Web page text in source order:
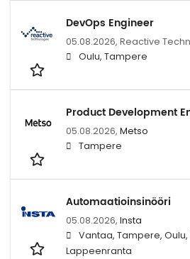
DevOps Engineer
05.08.2026, Reactive
Oulu, Tampere
Product Development
05.08.2026, Metso
Tampere
Automaatioinsinööri
05.08.2026, Insta
Vantaa, Tampere, Oulu,
Lappeenranta